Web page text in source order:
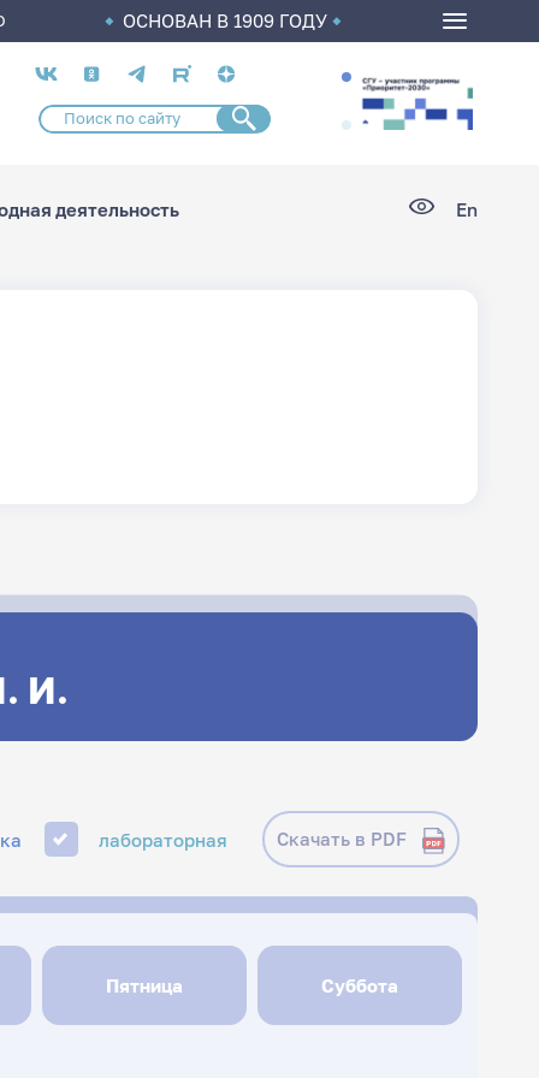
ОСНОВАН В 1909 ГОДУ
Социальные
сети
деятельность En
И.
лабораторная Скачать в PDF
Пятница Суббота